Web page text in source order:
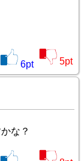
6pt 5pt
な？